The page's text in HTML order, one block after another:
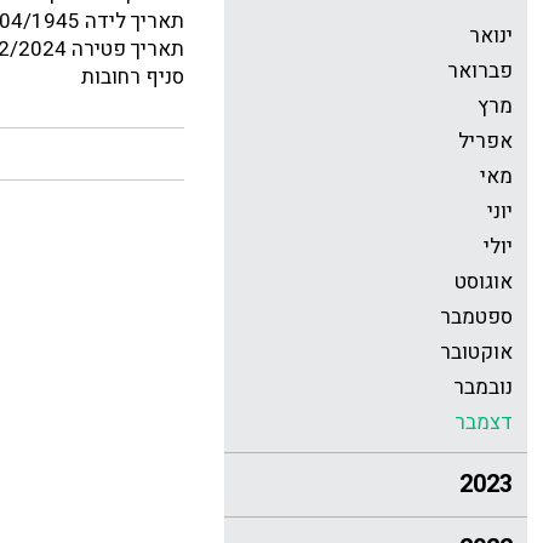
ינואר
פברואר
מרץ
אפריל
מאי
יוני
יולי
אוגוסט
ספטמבר
אוקטובר
נובמבר
דצמבר
2023
תאריך לידה 01/04/1945
תאריך פטירה 07/12/2024
סניף רחובות